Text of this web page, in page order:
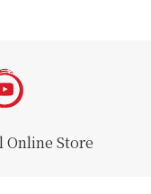
Online Store